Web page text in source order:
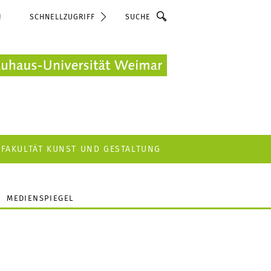
SCHNELLZUGRIFF Suche
FAKULTÄT KUNST UND GESTALTUNG
MEDIENSPIEGEL